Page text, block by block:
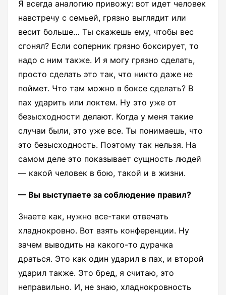
Я всегда аналогию привожу: вот идет человек
навстречу с семьей, грязно выглядит или
весит больше… Ты скажешь ему, чтобы вес
сгонял? Если соперник грязно боксирует, то
надо с ним также. И я могу грязно сделать,
просто сделать это так, что никто даже не
поймет. Что там можно в боксе сделать? В
пах ударить или локтем. Ну это уже от
безысходности делают. Когда у меня такие
случаи были, это уже все. Ты понимаешь, что
это безысходность. Поэтому так нельзя. На
самом деле это показывает сущность людей
— какой человек в бою, такой и в жизни.
— Вы выступаете за соблюдение правил?
Знаете как, нужно все-таки отвечать
хладнокровно. Вот взять конференции. Ну
зачем выводить на какого-то дурачка
драться. Это как один ударил в пах, и второй
ударил также. Это бред, я считаю, это
неправильно. И, не знаю, хладнокровность